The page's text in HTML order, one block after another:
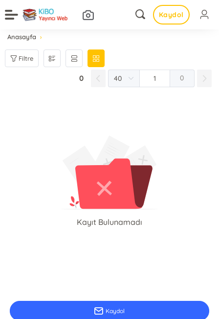
Kaydol
Anasayfa
Filtre
0 0
Kayıt Bulunamadı
Kaydol